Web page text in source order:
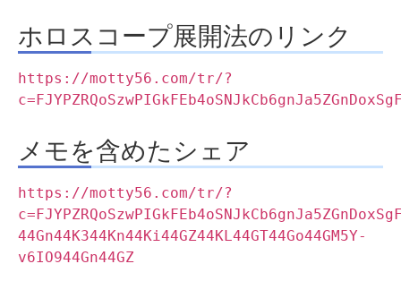
ホロスコープ展開法のリンク
https://motty56.com/tr/?
メモを含めたシェア
https://motty56.com/tr/?
44Gn44K344Kn44Ki44GZ44KL44GT44Go44GM5Y-
v6IO944Gn44GZ